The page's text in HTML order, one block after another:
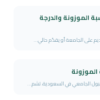
الموزونة والدرجة
على الجامعة أو يقدّم حالي...
الجامعي في السعودية، تشم...